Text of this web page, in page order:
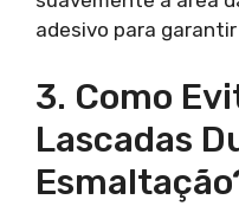
adesivo para
3. Como
Lascadas